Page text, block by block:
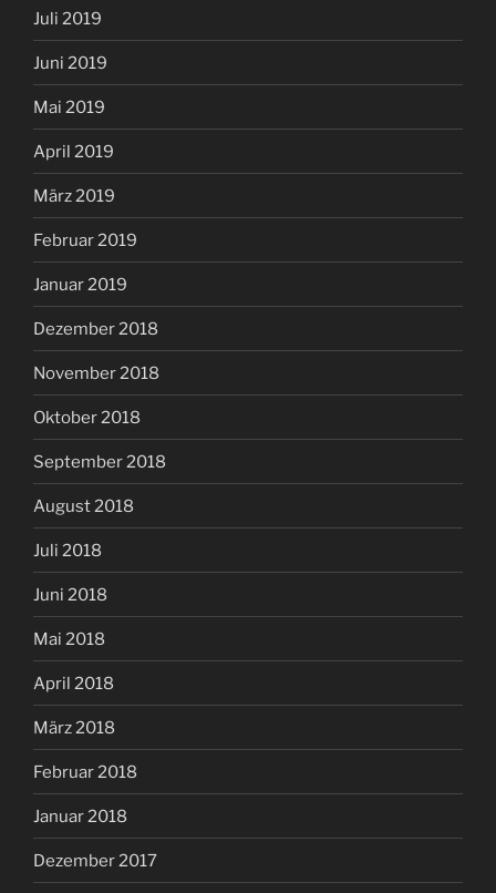
Juli 2019
Juni 2019
Mai 2019
April 2019
März 2019
Februar 2019
Januar 2019
Dezember 2018
November 2018
Oktober 2018
September 2018
August 2018
Juli 2018
Juni 2018
Mai 2018
April 2018
März 2018
Februar 2018
Januar 2018
Dezember 2017